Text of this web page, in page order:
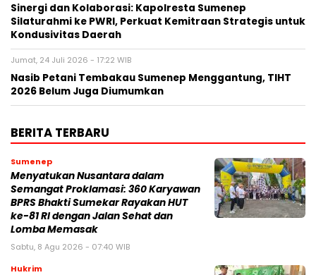
Sinergi dan Kolaborasi: Kapolresta Sumenep
Silaturahmi ke PWRI, Perkuat Kemitraan Strategis untuk
Kondusivitas Daerah
Jumat, 24 Juli 2026 - 17:22 WIB
Nasib Petani Tembakau Sumenep Menggantung, TIHT
2026 Belum Juga Diumumkan
BERITA TERBARU
Sumenep
Menyatukan Nusantara dalam
Semangat Proklamasi: 360 Karyawan
BPRS Bhakti Sumekar Rayakan HUT
ke-81 RI dengan Jalan Sehat dan
Lomba Memasak
Sabtu, 8 Agu 2026 - 07:40 WIB
Hukrim